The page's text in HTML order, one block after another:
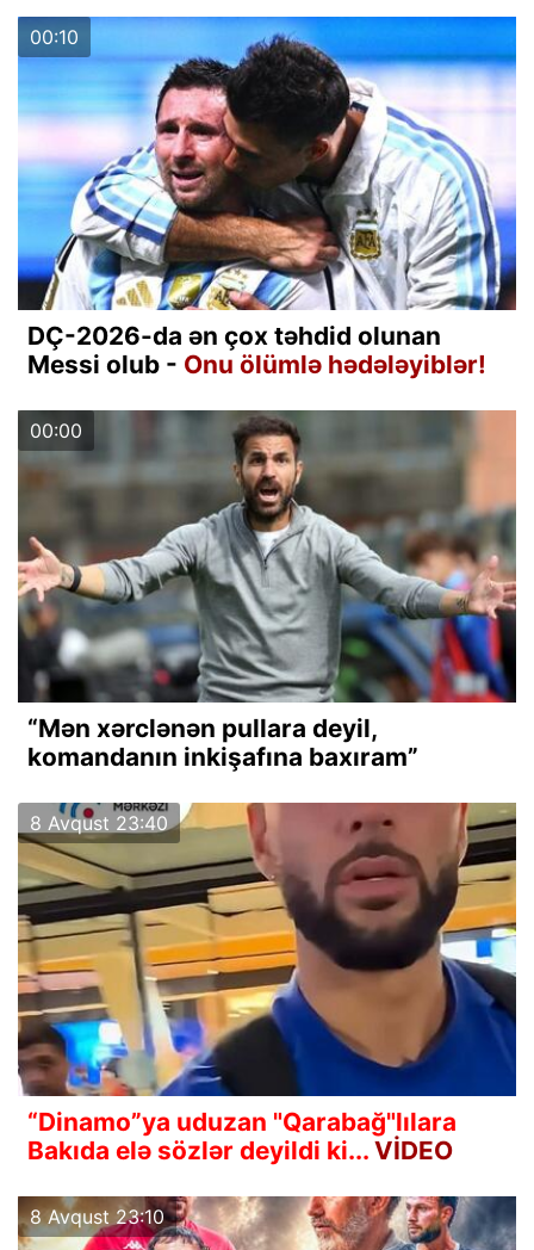
00:10
DÇ-2026-da ən çox təhdid olunan
Messi olub - Onu ölümlə hədələyiblər!
00:00
“Mən xərclənən pullara deyil,
komandanın inkişafına baxıram”
8 Avqust 23:40
“Dinamo”ya uduzan "Qarabağ"lılara
Bakıda elə sözlər deyildi ki... VİDEO
8 Avqust 23:10